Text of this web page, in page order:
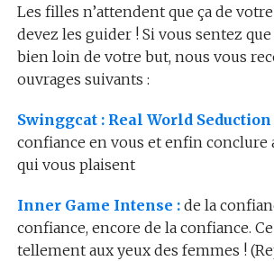
Les filles n’attendent que ça de
devez les guider ! Si vous sentez que
bien loin de votre but, nous vous
ouvrages suivants :
Swinggcat : Real World Seduction
confiance en vous et enfin conclure
qui vous plaisent
Inner Game Intense : de la
confiance, encore de la confiance.
tellement aux yeux des femmes !